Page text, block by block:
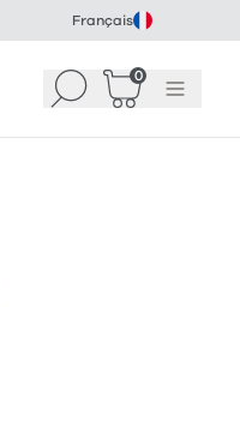
Français
Recherche
0
Panier(0)
Menu